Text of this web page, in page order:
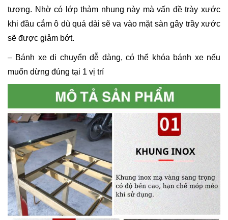
tượng. Nhờ có lớp thảm nhung này mà vấn đề trày xước
khi đầu cắm ô dù quá dài sẽ va vào mặt sàn gây trầy xước
sẽ được giảm bớt.
– Bánh xe di chuyển dễ dàng, có thể khóa bánh xe nếu
muốn dừng đúng tại 1 vị trí